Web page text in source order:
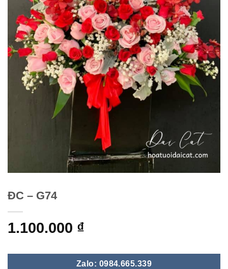
ĐC – G74
1.100.000 ₫
Zalo: 0984.665.339